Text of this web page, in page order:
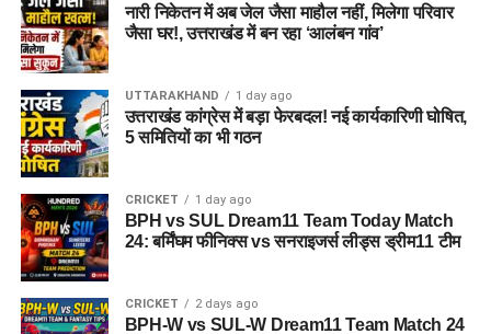
नारी निकेतन में अब जेल जैसा माहौल नहीं, मिलेगा परिवार
जैसा घर!, उत्तराखंड में बन रहा ‘आलंबन गांव’
UTTARAKHAND 1 day ago
उत्तराखंड कांग्रेस में बड़ा फेरबदल! नई कार्यकारिणी घोषित,
5 समितियों का भी गठन
CRICKET 1 day ago
BPH vs SUL Dream11 Team Today Match
24: बर्मिंघम फीनिक्स vs सनराइजर्स लीड्स ड्रीम11 टीम
CRICKET 2 days ago
BPH-W vs SUL-W Dream11 Team Match 24